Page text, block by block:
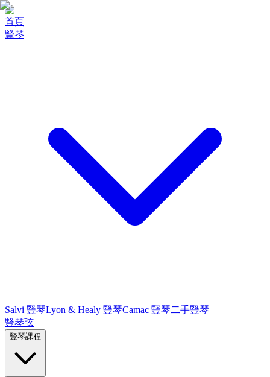
首頁
豎琴
Salvi 豎琴Lyon & Healy 豎琴Camac 豎琴二手豎琴
豎琴弦
豎琴課程